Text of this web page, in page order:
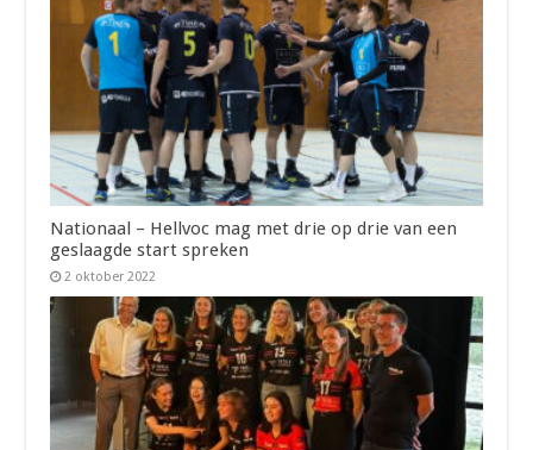
Nationaal – Hellvoc mag met drie op drie van een
geslaagde start spreken
2 oktober 2022